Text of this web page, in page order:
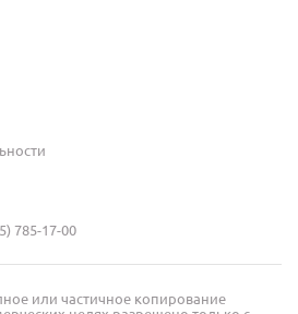
785-17-00
или частичное копирование